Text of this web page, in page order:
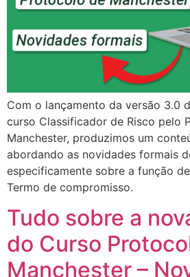
Com o lançamento da versão 3.0
curso Classificador de Risco pelo
Manchester, produzimos um
abordando as novidades formais
especificamente sobre a função
Termo de compromisso.
Tudo sobre a
do Curso
Manchester –